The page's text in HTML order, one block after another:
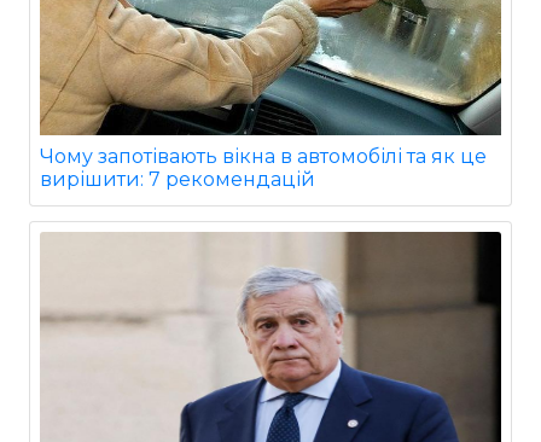
Чому запотівають вікна в автомобілі та як це
вирішити: 7 рекомендацій